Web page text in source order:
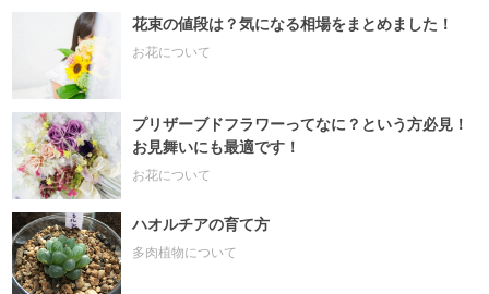
花束の値段は？気になる相場をまとめました！
お花について
プリザーブドフラワーってなに？という方必見！
お見舞いにも最適です！
お花について
ハオルチアの育て方
多肉植物について